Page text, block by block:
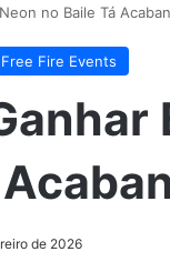
no Baile Tá
Free Fire Events
de 2026